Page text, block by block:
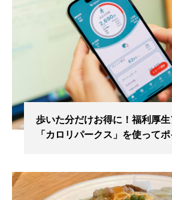
歩いた分だけお得に！福利厚生
「カロリパークス」を使って